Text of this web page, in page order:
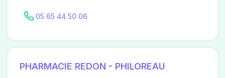
05 65 44 50 06
PHARMACIE REDON - PHILOREAU